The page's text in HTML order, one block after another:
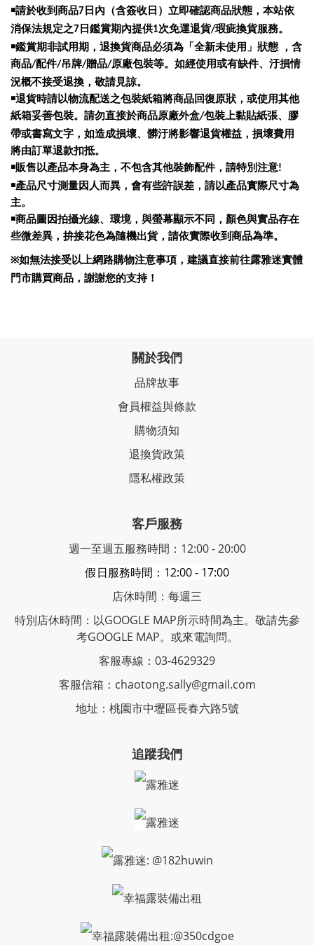
￭請於收到商品7 日內（含簽收日）立即確認商品狀態，本站依
消保法規定之7 日鑑賞期內提供1次免運退貨/瑕疵換貨服務。
￭鑑賞期非試用期，退換貨商品必須為「全新未使用」狀態 ，含
商品/配件/吊牌/贈品/原廠包裝等。如經使用或有缺件、汙損情
況概不接受退換，敬請見諒。
￭退貨時請以物流配送之包裝紙箱將商品回復原狀，或使用其他
紙箱妥善包裝。請勿直接於商品原廠外盒/包裝上黏貼紙張、膠
帶或書寫文字，如造成損壞、髒汙將影響退貨權益，損壞費用
將由訂單退款扣抵。
￭販售以產品本身為主，不包含其他裝飾配件，請特別注意!
￭產品尺寸測量因人而異，會有些許誤差，請以產品實際尺寸為
主。
￭商品圖因拍攝光線、環境，與螢幕顯示不同，顏色與實品存在
些微差異，拚接花色為隨機出貨，請依實際收到商品為準。
※如無法接受以上網路購物注意事項，建議直接前往露雅迷實體
門市購買商品，謝謝您的支持！
關於我們
品牌故事
會員權益與條款
購物須知
退換貨政策
隱私權政策
客戶服務
週一至週五服務時間：12:00 - 20:00
假日服務時間：12:00 - 17:00
店休時間：每週三
特別店休時間：以GOOGLE MAP所示時間為主。敬請先參
考GOOGLE MAP。或來電詢問。
客服專線：03-4629329
客服信箱：chaotong.sally@gmail.com
地址：桃園市中壢區長春六路5號
追蹤我們
露雅迷
露雅迷
露雅迷: @182huwin
幸福露裝備出租
幸福露裝備出租:@350cdgoe